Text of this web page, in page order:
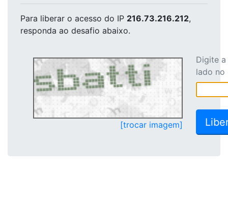
Para liberar o acesso do IP 216.73.216.212,
responda ao desafio abaixo.
[trocar imagem]
Digite
lado no